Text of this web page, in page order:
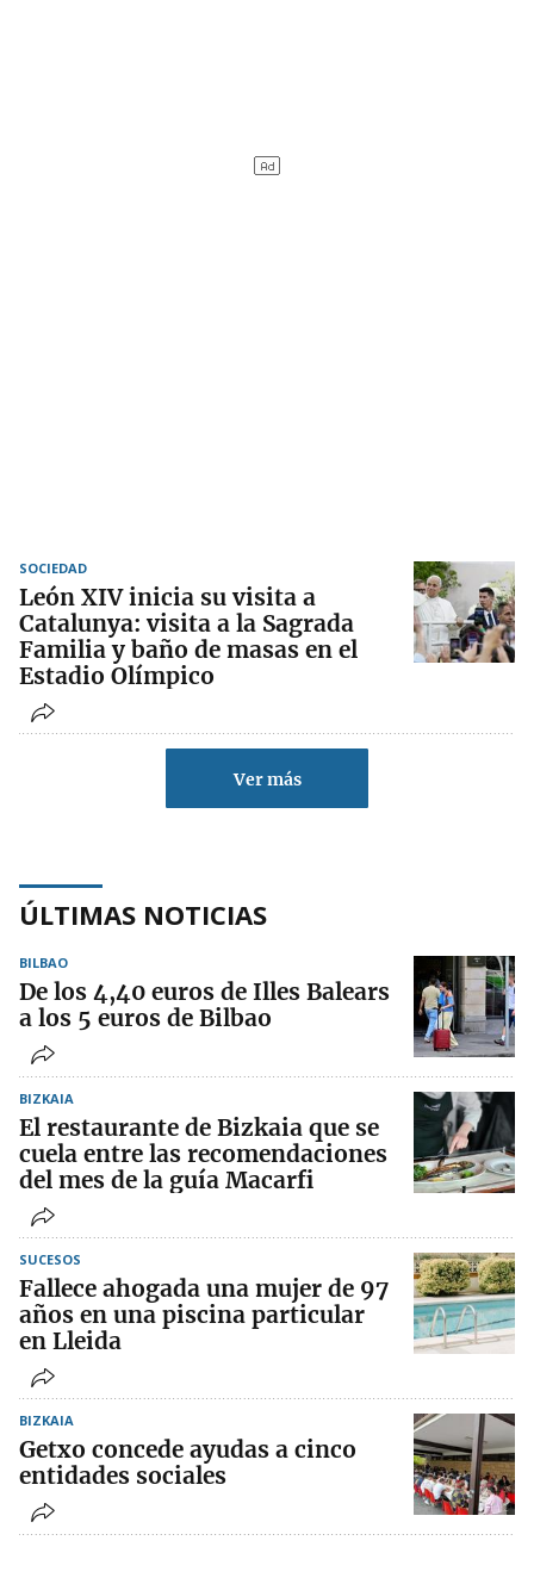
SOCIEDAD
León XIV inicia su visita a
Catalunya: visita a la Sagrada
Familia y baño de masas en el
Estadio Olímpico
Ver más
ÚLTIMAS NOTICIAS
BILBAO
De los 4,40 euros de Illes Balears
a los 5 euros de Bilbao
BIZKAIA
El restaurante de Bizkaia que se
cuela entre las recomendaciones
del mes de la guía Macarfi
SUCESOS
Fallece ahogada una mujer de 97
años en una piscina particular
en Lleida
BIZKAIA
Getxo concede ayudas a cinco
entidades sociales